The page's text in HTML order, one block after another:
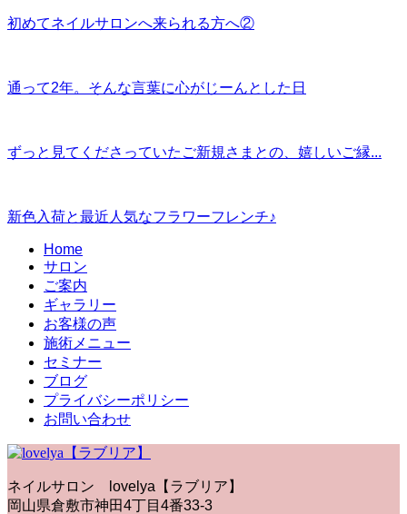
初めてネイルサロンへ来られる方へ②
通って2年。そんな言葉に心がじーんとした日
ずっと見てくださっていたご新規さまとの、嬉しいご縁...
新色入荷と最近人気なフラワーフレンチ♪
Home
サロン
ご案内
ギャラリー
お客様の声
施術メニュー
セミナー
ブログ
プライバシーポリシー
お問い合わせ
ネイルサロン lovelya【ラブリア】
岡山県倉敷市神田4丁目4番33-3